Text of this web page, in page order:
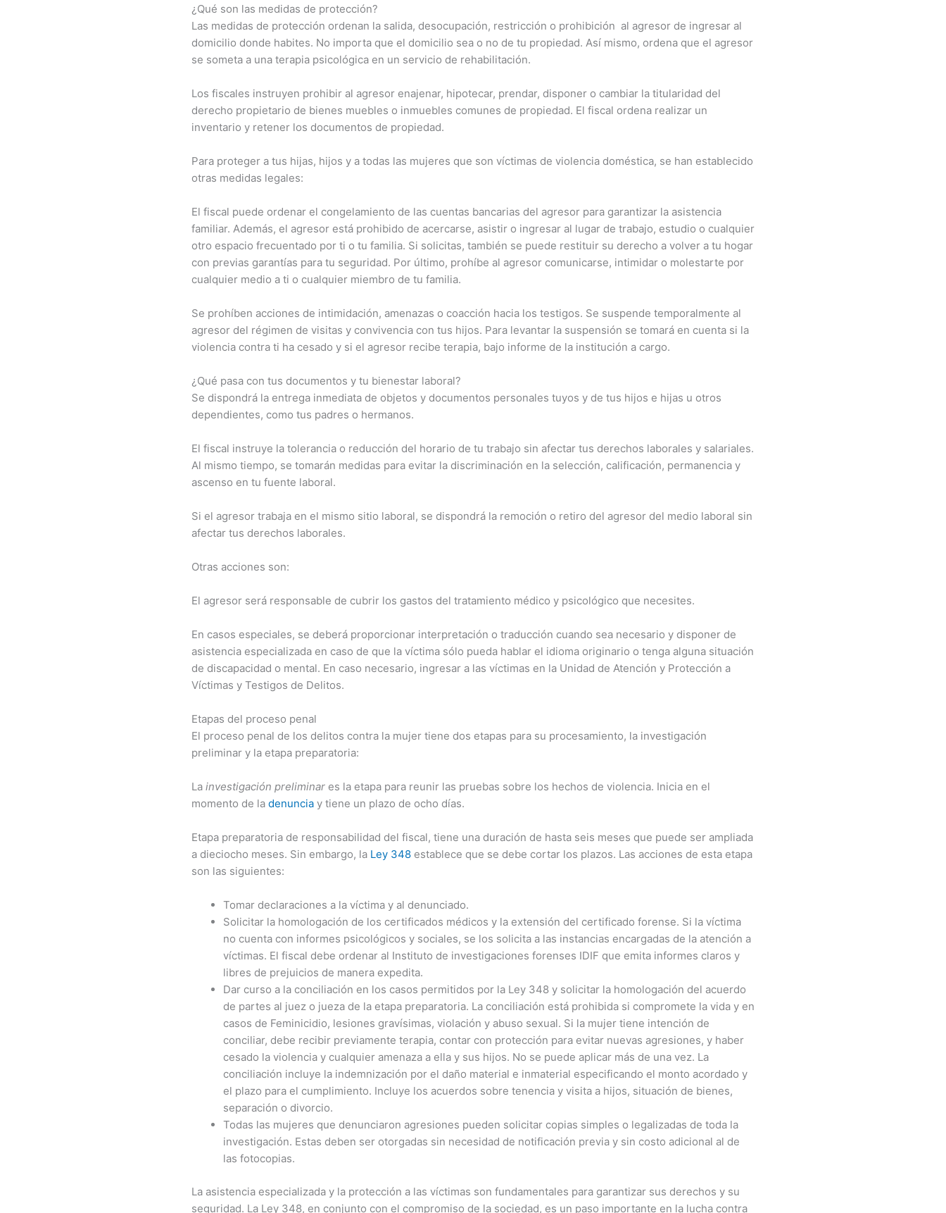
¿Qué son las medidas de protección?
Las medidas de protección ordenan la salida, desocupación, restricción o prohibición al agresor de ingresar al
domicilio donde habites. No importa que el domicilio sea o no de tu propiedad. Así mismo, ordena que el agresor
se someta a una terapia psicológica en un servicio de rehabilitación.
Los fiscales instruyen prohibir al agresor enajenar, hipotecar, prendar, disponer o cambiar la titularidad del
derecho propietario de bienes muebles o inmuebles comunes de propiedad. El fiscal ordena realizar un
inventario y retener los documentos de propiedad.
Para proteger a tus hijas, hijos y a todas las mujeres que son víctimas de violencia doméstica, se han establecido
otras medidas legales:
El fiscal puede ordenar el congelamiento de las cuentas bancarias del agresor para garantizar la asistencia
familiar. Además, el agresor está prohibido de acercarse, asistir o ingresar al lugar de trabajo, estudio o cualquier
otro espacio frecuentado por ti o tu familia. Si solicitas, también se puede restituir su derecho a volver a tu hogar
con previas garantías para tu seguridad. Por último, prohíbe al agresor comunicarse, intimidar o molestarte por
cualquier medio a ti o cualquier miembro de tu familia.
Se prohíben acciones de intimidación, amenazas o coacción hacia los testigos. Se suspende temporalmente al
agresor del régimen de visitas y convivencia con tus hijos. Para levantar la suspensión se tomará en cuenta si la
violencia contra ti ha cesado y si el agresor recibe terapia, bajo informe de la institución a cargo.
¿Qué pasa con tus documentos y tu bienestar laboral?
Se dispondrá la entrega inmediata de objetos y documentos personales tuyos y de tus hijos e hijas u otros
dependientes, como tus padres o hermanos.
El fiscal instruye la tolerancia o reducción del horario de tu trabajo sin afectar tus derechos laborales y salariales.
Al mismo tiempo, se tomarán medidas para evitar la discriminación en la selección, calificación, permanencia y
ascenso en tu fuente laboral.
Si el agresor trabaja en el mismo sitio laboral, se dispondrá la remoción o retiro del agresor del medio laboral sin
afectar tus derechos laborales.
Otras acciones son:
El agresor será responsable de cubrir los gastos del tratamiento médico y psicológico que necesites.
En casos especiales, se deberá proporcionar interpretación o traducción cuando sea necesario y disponer de
asistencia especializada en caso de que la víctima sólo pueda hablar el idioma originario o tenga alguna situación
de discapacidad o mental. En caso necesario, ingresar a las víctimas en la Unidad de Atención y Protección a
Víctimas y Testigos de Delitos.
Etapas del proceso penal
El proceso penal de los delitos contra la mujer tiene dos etapas para su procesamiento, la investigación
preliminar y la etapa preparatoria:
La investigación preliminar es la etapa para reunir las pruebas sobre los hechos de violencia. Inicia en el
momento de la denuncia y tiene un plazo de ocho días.
Etapa preparatoria de responsabilidad del fiscal, tiene una duración de hasta seis meses que puede ser ampliada
a dieciocho meses. Sin embargo, la Ley 348 establece que se debe cortar los plazos. Las acciones de esta etapa
son las siguientes:
Tomar declaraciones a la víctima y al denunciado.
Solicitar la homologación de los certificados médicos y la extensión del certificado forense. Si la víctima
no cuenta con informes psicológicos y sociales, se los solicita a las instancias encargadas de la atención a
víctimas. El fiscal debe ordenar al Instituto de investigaciones forenses IDIF que emita informes claros y
libres de prejuicios de manera expedita.
Dar curso a la conciliación en los casos permitidos por la Ley 348 y solicitar la homologación del acuerdo
de partes al juez o jueza de la etapa preparatoria. La conciliación está prohibida si compromete la vida y en
casos de Feminicidio, lesiones gravísimas, violación y abuso sexual. Si la mujer tiene intención de
conciliar, debe recibir previamente terapia, contar con protección para evitar nuevas agresiones, y haber
cesado la violencia y cualquier amenaza a ella y sus hijos. No se puede aplicar más de una vez. La
conciliación incluye la indemnización por el daño material e inmaterial especificando el monto acordado y
el plazo para el cumplimiento. Incluye los acuerdos sobre tenencia y visita a hijos, situación de bienes,
separación o divorcio.
Todas las mujeres que denunciaron agresiones pueden solicitar copias simples o legalizadas de toda la
investigación. Estas deben ser otorgadas sin necesidad de notificación previa y sin costo adicional al de
las fotocopias.
La asistencia especializada y la protección a las víctimas son fundamentales para garantizar sus derechos y su
seguridad. La Ley 348, en conjunto con el compromiso de la sociedad, es un paso importante en la lucha contra